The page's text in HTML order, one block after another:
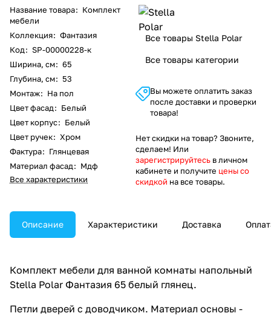
Название товара: Комплект
мебели
Коллекция: Фантазия
Код: SP-00000228-к
Ширина, см: 65
Глубина, см: 53
Монтаж: На пол
Цвет фасад: Белый
Цвет корпус: Белый
Цвет ручек: Хром
Фактура: Глянцевая
Материал фасад: Мдф
Все характеристики
Все товары Stella Polar
Все товары категории
Вы можете оплатить заказ
после доставки и проверки
товара!
Нет скидки на товар? Звоните,
сделаем! Или
зарегистрируйтесь в личном
кабинете и получите цены со
скидкой на все товары.
Описание Характеристики Доставка
Комплект мебели для ванной комнаты напольный
Stella Polar Фантазия 65 белый глянец.
Петли дверей с доводчиком. Материал основы -